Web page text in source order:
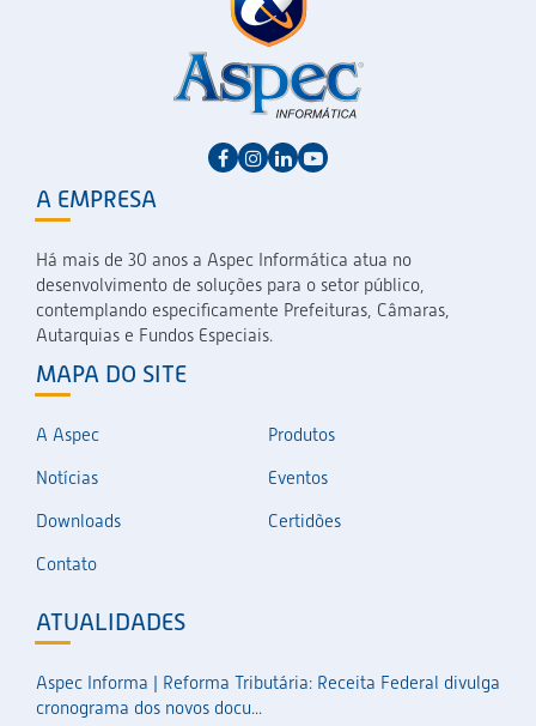
A EMPRESA
Há mais de 30 anos a Aspec Informática atua no
desenvolvimento de soluções para o setor público,
contemplando especificamente Prefeituras, Câmaras,
Autarquias e Fundos Especiais.
MAPA DO SITE
A Aspec
Produtos
Notícias
Eventos
Downloads
Certidões
Contato
ATUALIDADES
Aspec Informa | Reforma Tributária: Receita Federal divulga
cronograma dos novos docu...